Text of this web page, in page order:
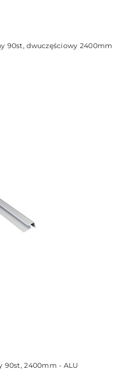
90st, dwuczęściowy 2400mm
90st, 2400mm - ALU